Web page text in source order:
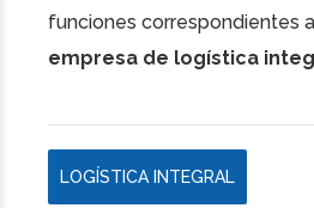
funciones correspondientes
empresa de logística
LOGÍSTICA INTEGRAL